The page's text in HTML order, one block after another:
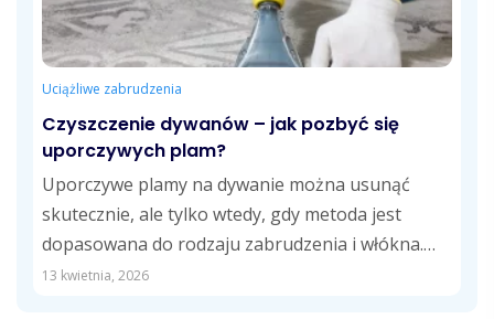
Uciążliwe zabrudzenia
Czyszczenie dywanów – jak pozbyć się
uporczywych plam?
Uporczywe plamy na dywanie można usunąć
skutecznie, ale tylko wtedy, gdy metoda jest
dopasowana do rodzaju zabrudzenia i włókna.
Wyjaśniamy,...
13 kwietnia, 2026